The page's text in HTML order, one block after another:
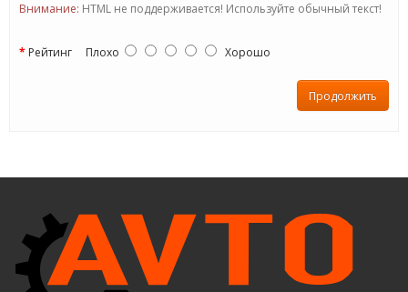
Внимание: HTML не поддерживается! Используйте обычный текст!
Рейтинг Плохо Хорошо
Продолжить